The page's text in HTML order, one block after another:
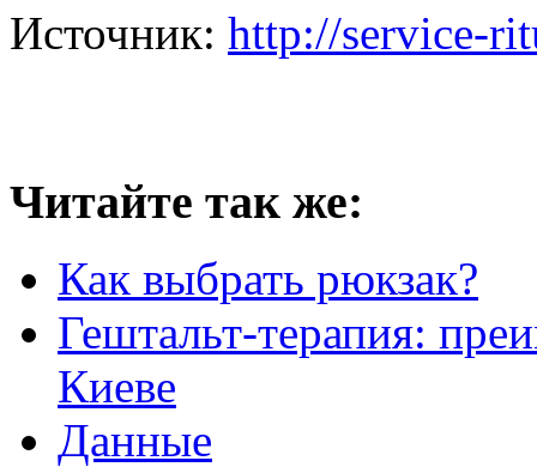
Источник: http://service-
Читайте так же:
Как выбрать рюкзак?
Гештальт-терапия:
Киеве
Данные